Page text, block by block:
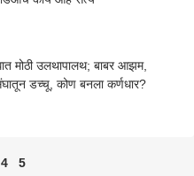
मोठी उलथापालथ; बाबर आझम,
डच्चू, कोण बनला कर्णधार?
4 5